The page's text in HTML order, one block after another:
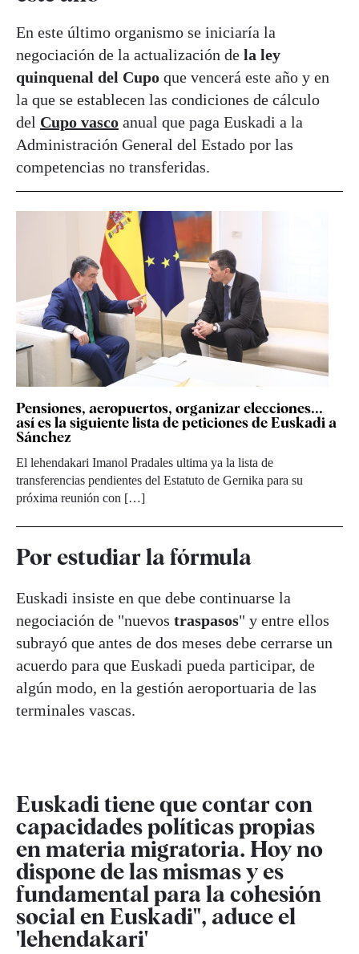
En este último organismo se iniciaría la
negociación de la actualización de la ley
quinquenal del Cupo que vencerá este año y en
la que se establecen las condiciones de cálculo
del Cupo vasco anual que paga Euskadi a la
Administración General del Estado por las
competencias no transferidas.
Pensiones, aeropuertos, organizar elecciones...
así es la siguiente lista de peticiones de Euskadi a
Sánchez
El lehendakari Imanol Pradales ultima ya la lista de
transferencias pendientes del Estatuto de Gernika para su
próxima reunión con […]
Por estudiar la fórmula
Euskadi insiste en que debe continuarse la
negociación de "nuevos traspasos" y entre ellos
subrayó que antes de dos meses debe cerrarse un
acuerdo para que Euskadi pueda participar, de
algún modo, en la gestión aeroportuaria de las
terminales vascas.
Euskadi tiene que contar con
capacidades políticas propias
en materia migratoria. Hoy no
dispone de las mismas y es
fundamental para la cohesión
social en Euskadi", aduce el
'lehendakari'